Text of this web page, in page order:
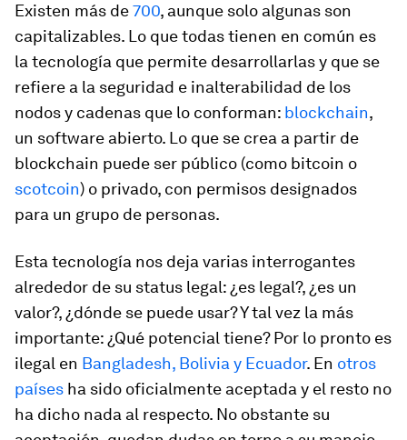
Existen más de700, aunque solo algunas son
capitalizables. Lo que todas tienen en común es
la tecnología que permite desarrollarlas y que se
refiere a la seguridad e inalterabilidad de los
nodos y cadenas que lo conforman: blockchain,
un software abierto. Lo que se crea a partir de
blockchain puede ser público (como bitcoin o
scotcoin) o privado, con permisos designados
para un grupo de personas.
Esta tecnología nos deja varias interrogantes
alrededor de su status legal: ¿es legal?, ¿es un
valor?, ¿dónde se puede usar? Y tal vez la más
importante: ¿Qué potencial tiene? Por lo pronto es
ilegal en Bangladesh, Bolivia y Ecuador. En otros
países ha sido oficialmente aceptada y el resto no
ha dicho nada al respecto. No obstante su